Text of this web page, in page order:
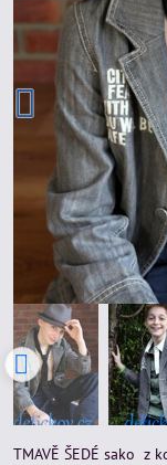
TMAVĚ ŠEDÉ sako z